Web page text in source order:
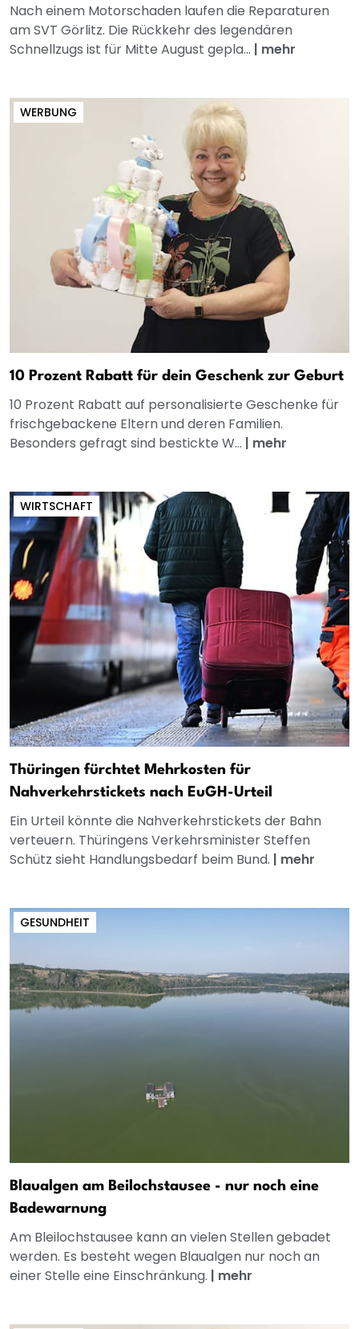
Nach einem Motorschaden laufen die Reparaturen
am SVT Görlitz. Die Rückkehr des legendären
Schnellzugs ist für Mitte August gepla... | mehr
WERBUNG
10 Prozent Rabatt für dein Geschenk zur Geburt
10 Prozent Rabatt auf personalisierte Geschenke für
frischgebackene Eltern und deren Familien.
Besonders gefragt sind bestickte W... | mehr
WIRTSCHAFT
Thüringen fürchtet Mehrkosten für
Nahverkehrstickets nach EuGH-Urteil
Ein Urteil könnte die Nahverkehrstickets der Bahn
verteuern. Thüringens Verkehrsminister Steffen
Schütz sieht Handlungsbedarf beim Bund. | mehr
GESUNDHEIT
Blaualgen am Beilochstausee - nur noch eine
Badewarnung
Am Bleilochstausee kann an vielen Stellen gebadet
werden. Es besteht wegen Blaualgen nur noch an
einer Stelle eine Einschränkung. | mehr